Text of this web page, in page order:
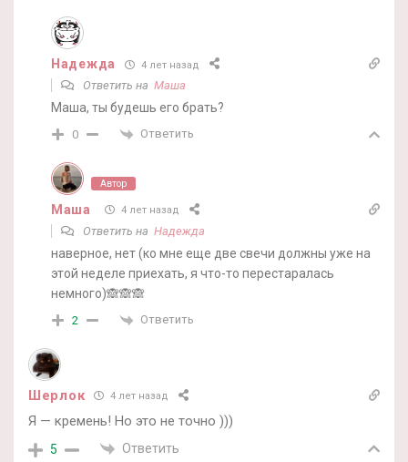
Надежда 4 лет назад
Ответить на Маша
Маша, ты будешь его брать?
0 Ответить
Автор
Маша 4 лет назад
Ответить на Надежда
наверное, нет (ко мне еще две свечи должны уже на
этой неделе приехать, я что-то перестаралась
немного)🙈🙈🙈
2 Ответить
Шерлок 4 лет назад
Я — кремень! Но это не точно )))
5 Ответить